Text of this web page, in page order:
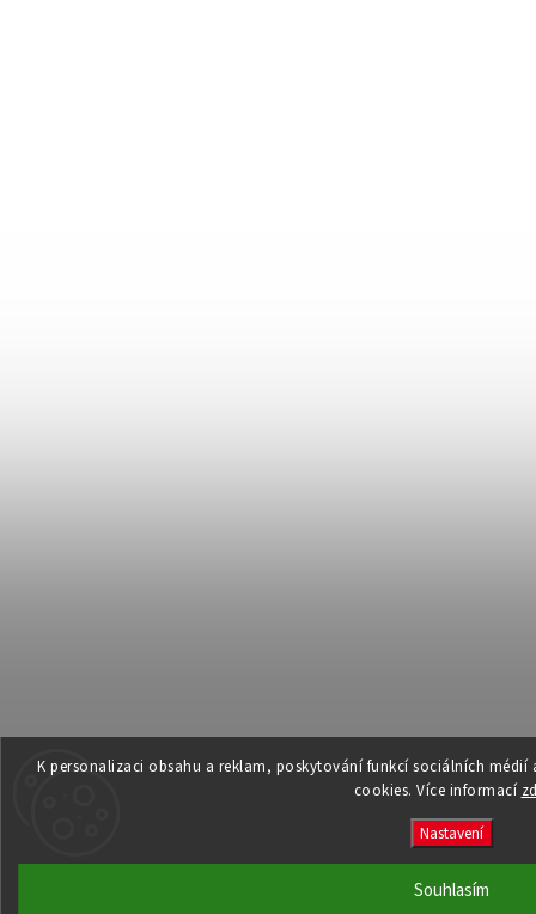
K personalizaci obsahu a reklam, poskytování funkcí sociálních
cookies. Více informací
Nastavení
Souhlasím